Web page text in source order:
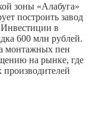
зоны «Алабуга»
построить завод
в
600 млн рублей.
монтажных пен
на рынке, где